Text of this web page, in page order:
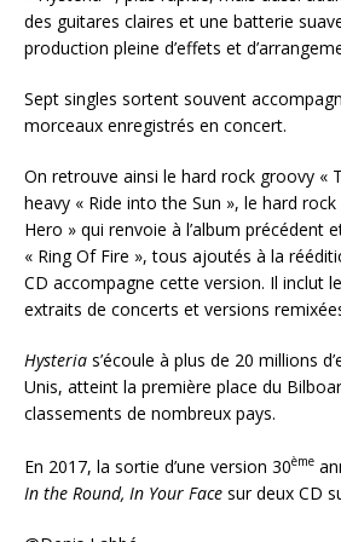
des guitares claires et une batterie
production pleine d’effets et
Sept singles sortent souvent
morceaux enregistrés en concert.
On retrouve ainsi le hard rock groovy «
heavy « Ride into the Sun », le hard
Hero » qui renvoie à l’album précédent
« Ring Of Fire », tous ajoutés à la
CD accompagne cette version. Il inclut
extraits de concerts et versions
Hysteria s’écoule à plus de 20 millions
Unis, atteint la première place du
classements de nombreux pays.
En 2017, la sortie d’une version 30ème
In the Round, In Your Face sur deux CD